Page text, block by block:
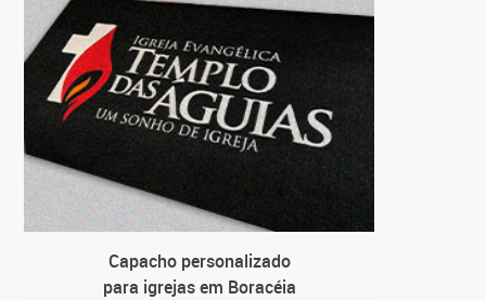
Capacho personalizado
para igrejas em Boracéia